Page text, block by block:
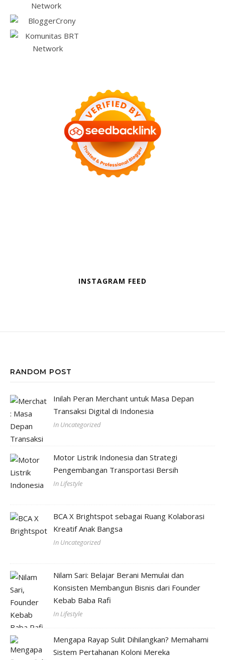
INSTAGRAM FEED
RANDOM POST
Inilah Peran Merchant untuk Masa Depan
Transaksi Digital di Indonesia
In Uncategorized
Motor Listrik Indonesia dan Strategi
Pengembangan Transportasi Bersih
In Lifestyle
BCA X Brightspot sebagai Ruang Kolaborasi
Kreatif Anak Bangsa
In Uncategorized
Nilam Sari: Belajar Berani Memulai dan
Konsisten Membangun Bisnis dari Founder
Kebab Baba Rafi
In Lifestyle
Mengapa Rayap Sulit Dihilangkan? Memahami
Sistem Pertahanan Koloni Mereka